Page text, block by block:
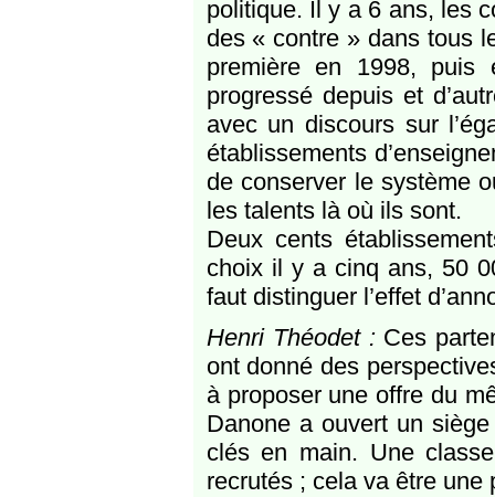
politique. Il y a 6 ans, les
des « contre » dans tous
première en 1998, puis
progressé depuis et
avec un discours sur
établissements
de conserver le système
les talents là où ils sont.
Deux cents
choix il y a cinq ans, 50
faut distinguer l’effet
Henri Théodet :Ces
ont donné des
à proposer une offre du
Danone a ouvert un
clés en main. Une
recrutés ; cela va être une